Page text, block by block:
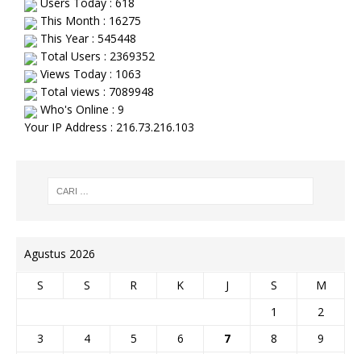
Users Today : 618
This Month : 16275
This Year : 545448
Total Users : 2369352
Views Today : 1063
Total views : 7089948
Who's Online : 9
Your IP Address : 216.73.216.103
Agustus 2026
S S R K J S
M
1
2
3
4 5 6 7 8
9